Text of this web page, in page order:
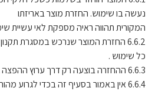
נעשה בו שימוש. החזרת מוצר באריזתו
המקורית תהווה ראיה מספקת לאי עשיית
6.6.2 החזרת המוצר שנרכש במסגרת
כל שימוש .
6.6.3 ההחזרה בוצעה רק דרך ערוץ ההפצה בו נרכש המוצר.
6.6.4 אין באמור בסעיף זה בכדי לגרוע